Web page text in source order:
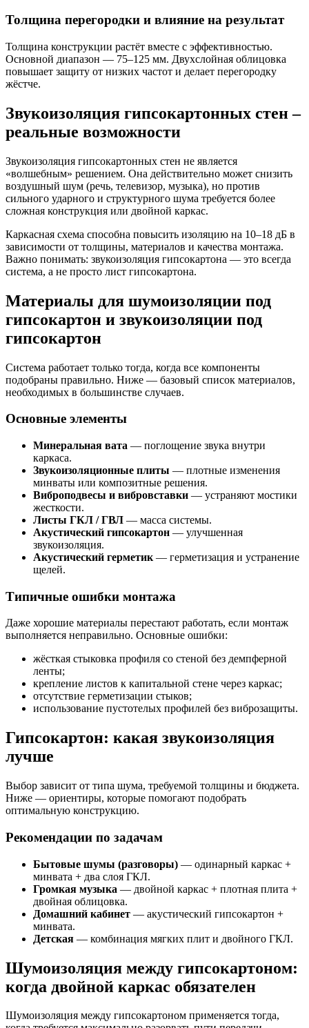
Толщина перегородки и влияние на результат
Толщина конструкции растёт вместе с эффективностью.
Основной диапазон — 75–125 мм. Двухслойная облицовка
повышает защиту от низких частот и делает перегородку
жёстче.
Звукоизоляция гипсокартонных стен –
реальные возможности
Звукоизоляция гипсокартонных стен не является
«волшебным» решением. Она действительно может снизить
воздушный шум (речь, телевизор, музыка), но против
сильного ударного и структурного шума требуется более
сложная конструкция или двойной каркас.
Каркасная схема способна повысить изоляцию на 10–18 дБ в
зависимости от толщины, материалов и качества монтажа.
Важно понимать: звукоизоляция гипсокартона — это всегда
система, а не просто лист гипсокартона.
Материалы для шумоизоляции под
гипсокартон и звукоизоляции под
гипсокартон
Система работает только тогда, когда все компоненты
подобраны правильно. Ниже — базовый список материалов,
необходимых в большинстве случаев.
Основные элементы
Минеральная вата — поглощение звука внутри
каркаса.
Звукоизоляционные плиты — плотные изменения
минваты или композитные решения.
Виброподвесы и вибровставки — устраняют мостики
жесткости.
Листы ГКЛ / ГВЛ — масса системы.
Акустический гипсокартон — улучшенная
звукоизоляция.
Акустический герметик — герметизация и устранение
щелей.
Типичные ошибки монтажа
Даже хорошие материалы перестают работать, если монтаж
выполняется неправильно. Основные ошибки:
жёсткая стыковка профиля со стеной без демпферной
ленты;
крепление листов к капитальной стене через каркас;
отсутствие герметизации стыков;
использование пустотелых профилей без виброзащиты.
Гипсокартон: какая звукоизоляция
лучше
Выбор зависит от типа шума, требуемой толщины и бюджета.
Ниже — ориентиры, которые помогают подобрать
оптимальную конструкцию.
Рекомендации по задачам
Бытовые шумы (разговоры) — одинарный каркас +
минвата + два слоя ГКЛ.
Громкая музыка — двойной каркас + плотная плита +
двойная облицовка.
Домашний кабинет — акустический гипсокартон +
минвата.
Детская — комбинация мягких плит и двойного ГКЛ.
Шумоизоляция между гипсокартоном:
когда двойной каркас обязателен
Шумоизоляция между гипсокартоном применяется тогда,